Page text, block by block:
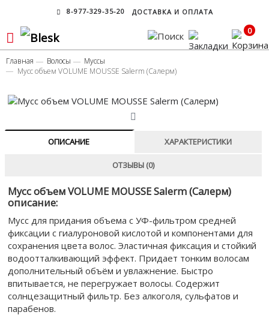
8-977-329-35-20 ДОСТАВКА И ОПЛАТА
0
Главная Волосы
Муссы
Мусс объем VOLUME MOUSSE Salerm (Cалерм)
ОПИСАНИЕ ХАРАКТЕРИСТИКИ
ОТЗЫВЫ (0)
Мусс объем VOLUME MOUSSE Salerm (Салерм)
описание:
Мусс для придания объема с УФ-фильтром средней
фиксации с гиалуроновой кислотой и компонентами для
сохранения цвета волос. Эластичная фиксация и стойкий
водоотталкивающий эффект. Придает тонким волосам
дополнительный объём и увлажнение. Быстро
впитывается, не перегружает волосы. Содержит
солнцезащитный фильтр. Без алкоголя, сульфатов и
парабенов.